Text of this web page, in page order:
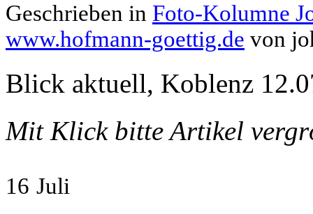
Geschrieben in Foto-Kolumne
www.hofmann-goettig.de von
Blick aktuell, Koblenz
Mit Klick bitte Artikel
16 Juli